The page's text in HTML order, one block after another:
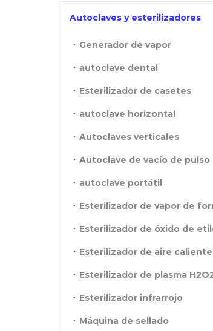
Autoclaves y esterilizadores
Generador de vapor
autoclave dental
Esterilizador de casetes
autoclave horizontal
Autoclaves verticales
Autoclave de vacío de pulso
autoclave portátil
Esterilizador de vapor de
Esterilizador de óxido de
Esterilizador de aire caliente
Esterilizador de plasma
Esterilizador infrarrojo
Máquina de sellado